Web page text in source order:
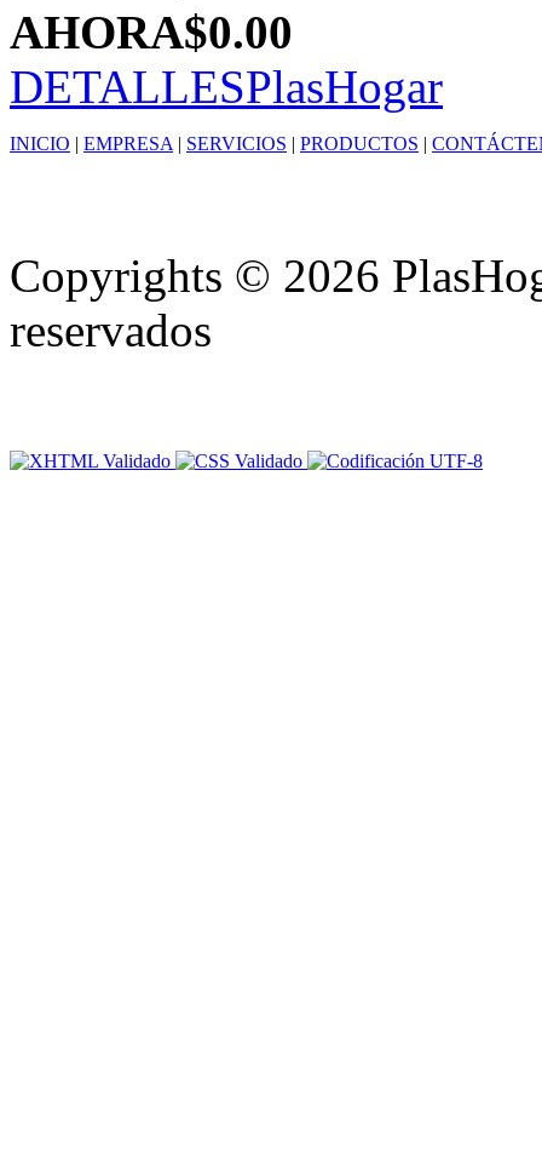
AHORA$0.00
DETALLESPlasHogar
INICIO | EMPRESA | SERVICIOS | PRODUCTOS |
Copyrights © 2026
reservados